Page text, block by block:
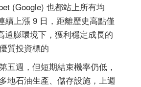
(Google) 也都站上所有均
續上漲 9 日，距離歷史高點僅
通膨環境下，獲利穩定成長的
質投資標的
五週，但短期結束機率仍低，
地石油生產、儲存設施，上週